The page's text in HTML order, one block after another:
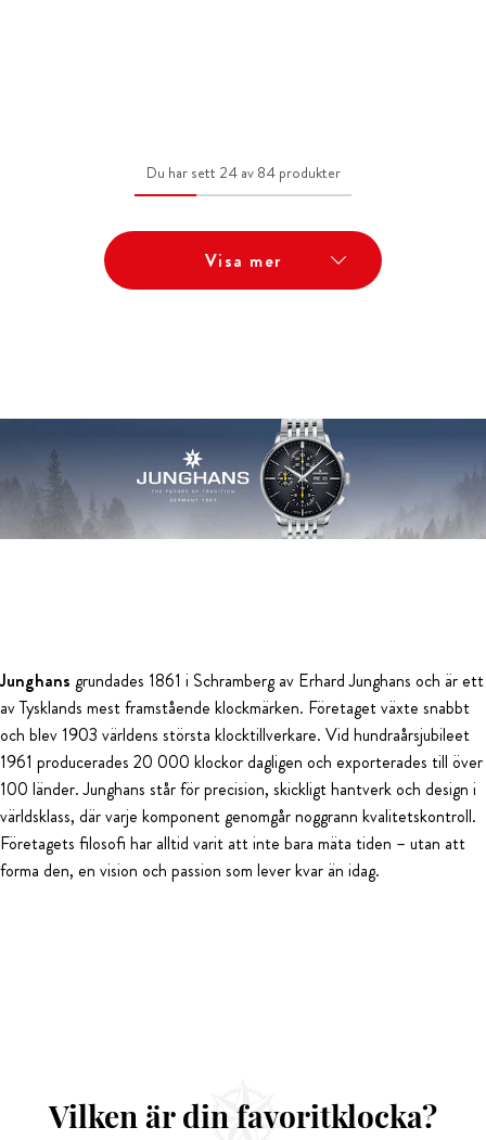
Du har sett 24 av 84 produkter
Visa mer
Junghans grundades 1861 i Schramberg av Erhard Junghans och är ett
av Tysklands mest framstående klockmärken. Företaget växte snabbt
och blev 1903 världens största klocktillverkare. Vid hundraårsjubileet
1961 producerades 20 000 klockor dagligen och exporterades till över
100 länder. Junghans står för precision, skickligt hantverk och design i
världsklass, där varje komponent genomgår noggrann kvalitetskontroll.
Företagets filosofi har alltid varit att inte bara mäta tiden – utan att
forma den, en vision och passion som lever kvar än idag.
Vilken är din favoritklocka?